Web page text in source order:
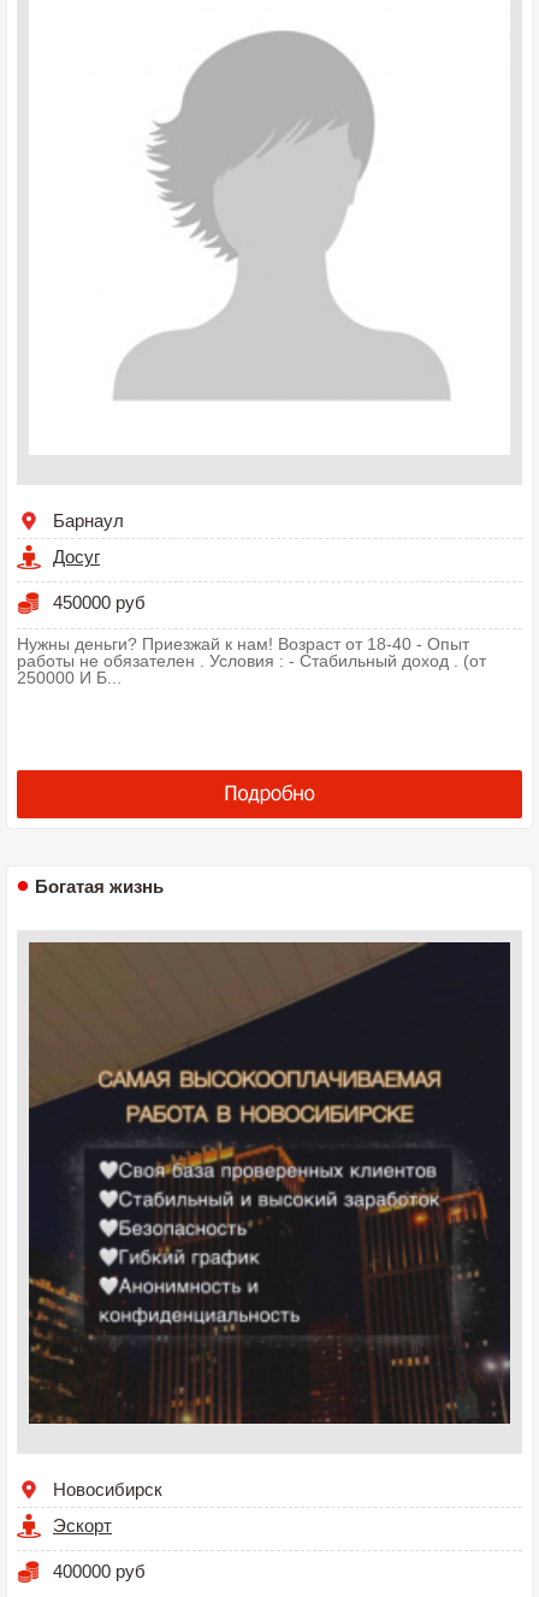
Барнаул
Досуг
450000 руб
Нужны деньги? Приезжай к нам! Возраст от 18-40 - Опыт
работы не обязателен . Условия : - Стабильный доход . (от
250000 И Б...
Богатая жизнь
Новосибирск
Эскорт
400000 руб